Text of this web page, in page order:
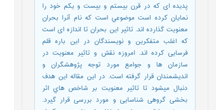
پدیده ای که در قرن بیستم و بیست و یکم خود را
نمایان کرده است موضوعي است که نام آنرا بحران
معنویت گذارده اند. تاثیر این بحران تا اندازه ای است
که اغلب متفکرین و نویسندگان در این باره قلم
فرسایی کرده اند. امروزه نقش و تاثیر معنویت در
سازمان ها و جوامع مورد توجه پژوهشگران و
اندیشمندان قرار گرفته است. در این مقاله این هدف
دنبال میشود تا تاثیر معنویت بر شاخص هاي اثر
بخشی گروهی شناسایی و مورد بررسی قرار گیرد.